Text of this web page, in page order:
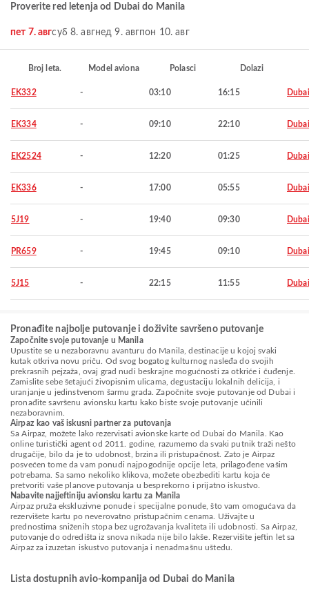
Proverite red letenja od Dubai do Manila
пет 7. авгсуб 8. авгнед 9. авгпон 10. авг
Broj leta. Model aviona Polasci Dolazi
EK332 - 03:10 16:15 Dubai
EK334 - 09:10 22:10 Dubai
EK2524 - 12:20 01:25 Dubai
EK336 - 17:00 05:55 Dubai
5J19 - 19:40 09:30 Dubai
PR659 - 19:45 09:10 Dubai
5J15 - 22:15 11:55 Dubai
Pronađite najbolje putovanje i doživite savršeno putovanje
Započnite svoje putovanje u Manila
Upustite se u nezaboravnu avanturu do Manila, destinacije u kojoj svaki
kutak otkriva novu priču. Od svog bogatog kulturnog nasleđa do svojih
prekrasnih pejzaža, ovaj grad nudi beskrajne mogućnosti za otkriće i čuđenje.
Zamislite sebe šetajući živopisnim ulicama, degustaciju lokalnih delicija, i
uranjanje u jedinstvenom šarmu grada. Započnite svoje putovanje od Dubai i
pronađite savršenu avionsku kartu kako biste svoje putovanje učinili
nezaboravnim.
Airpaz kao vaš iskusni partner za putovanja
Sa Airpaz, možete lako rezervisati avionske karte od Dubai do Manila. Kao
online turistički agent od 2011. godine, razumemo da svaki putnik traži nešto
drugačije, bilo da je to udobnost, brzina ili pristupačnost. Zato je Airpaz
posvećen tome da vam ponudi najpogodnije opcije leta, prilagođene vašim
potrebama. Sa samo nekoliko klikova, možete obezbediti kartu koja će
pretvoriti vaše planove putovanja u besprekorno i prijatno iskustvo.
Nabavite najjeftiniju avionsku kartu za Manila
Airpaz pruža ekskluzivne ponude i specijalne ponude, što vam omogućava da
rezervišete kartu po neverovatno pristupačnim cenama. Uživajte u
prednostima sniženih stopa bez ugrožavanja kvaliteta ili udobnosti. Sa Airpaz,
putovanje do odredišta iz snova nikada nije bilo lakše. Rezervišite jeftin let sa
Airpaz za izuzetan iskustvo putovanja i nenadmašnu uštedu.
Lista dostupnih avio-kompanija od Dubai do Manila